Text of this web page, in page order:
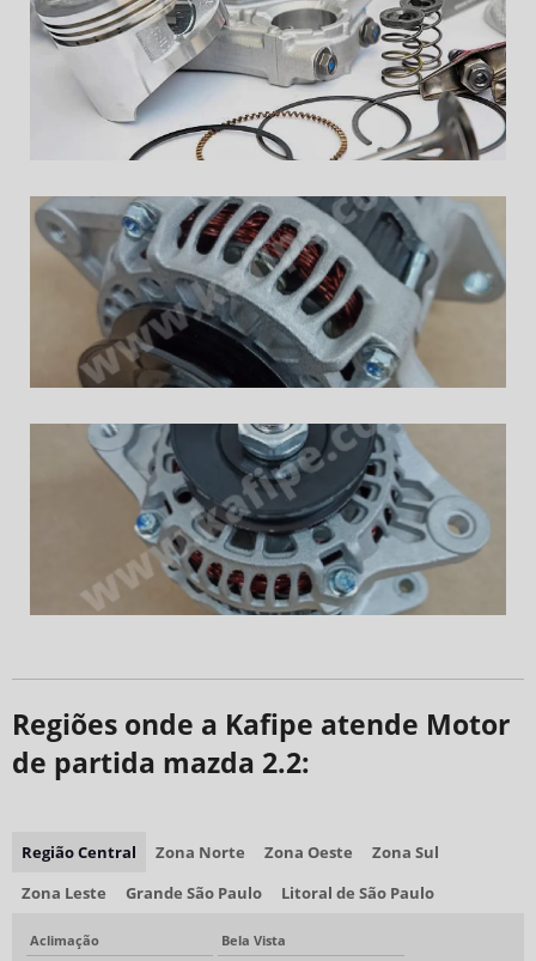
Regiões onde a Kafipe atende Motor
de partida mazda 2.2:
Região Central Zona Norte Zona Oeste
Zona Sul
Zona Leste
Grande São Paulo Litoral de São Paulo
Aclimação
Bela Vista